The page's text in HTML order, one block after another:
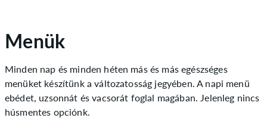
Menük
Minden nap és minden héten más és más egészséges
menüket készítünk a változatosság jegyében. A napi menü
ebédet, uzsonnát és vacsorát foglal magában. Jelenleg nincs
húsmentes opciónk.